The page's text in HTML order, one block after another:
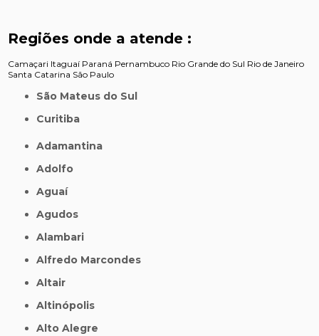
Regiões onde a atende :
Camaçari Itaguaí Paraná Pernambuco Rio Grande do Sul Rio de Janeiro
Santa Catarina São Paulo
São Mateus do Sul
Curitiba
Adamantina
Adolfo
Aguaí
Agudos
Alambari
Alfredo Marcondes
Altair
Altinópolis
Alto Alegre